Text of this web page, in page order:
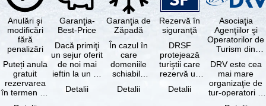
Anulări şi
modificări
fără
penalizări
Puteți anula
gratuit
rezervarea
în termen de
Garanţia-
Best-Price
Dacă primiţi
un sejur oferit
de noi mai
ieftin la un alt
cu aceleaşi …
Detalii
Garanţia de
Zăpadă
În cazul în
care
domeniile
schiabile
skipass-ul
Detalii
Rezervă în
siguranţă
DRSF
protejează
turiştii care
rezervă un
sau servicii
Detalii
Asociaţia
Agenţiilor şi
Operatorilor de
Turism din
DRV este cea
mai mare
organizaţie de
tur-operatori şi